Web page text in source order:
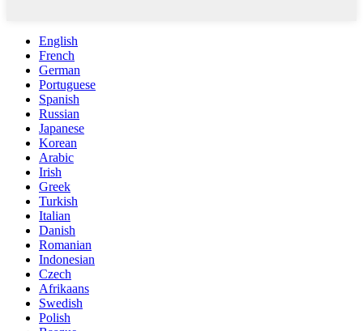
English
French
German
Portuguese
Spanish
Russian
Japanese
Korean
Arabic
Irish
Greek
Turkish
Italian
Danish
Romanian
Indonesian
Czech
Afrikaans
Swedish
Polish